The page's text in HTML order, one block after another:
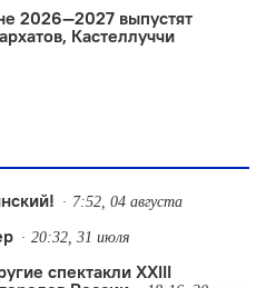
2026—2027 выпустят
Кастеллуччи
7:52, 04 августа
20:32, 31 июля
спектакли XXIII